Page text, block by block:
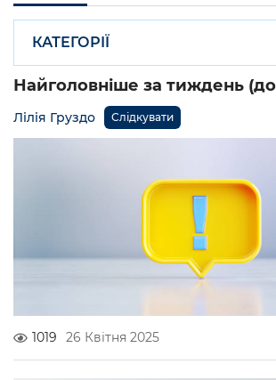
КАТЕГОРІЇ
Найголовніше за тиждень
Лілія Груздо Слідкувати
1019 26 Квітня 2025